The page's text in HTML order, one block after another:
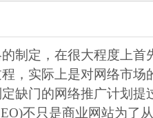
制定，在很大程度上首
，实际上是对网络市场
缺门的网络推广计划提
不只是商业网站为了